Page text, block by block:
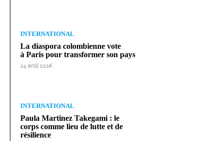
INTERNATIONAL
La diaspora colom­bienne vote
à Paris pour trans­for­mer son pays
24 avril 2026
INTERNATIONAL
Paula Martinez Takegami : le
corps comme lieu de lutte et de
résilience